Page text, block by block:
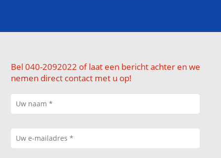
Bel 040-2092022 of laat een bericht achter en we
nemen direct contact met u op!